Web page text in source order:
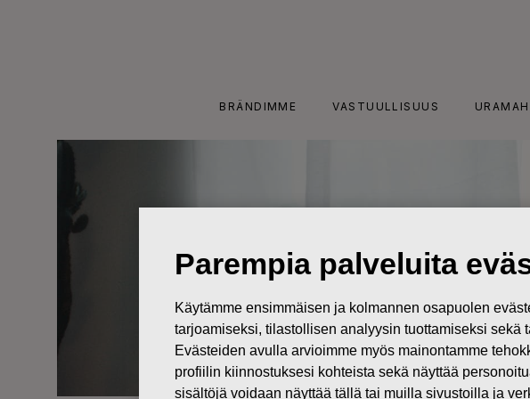
BRÄNDIMME VASTUULLISUUS
Parempia palveluita
Käytämme ensimmäisen ja kolmannen osapuolen
tarjoamiseksi, tilastollisen analyysin tuottamiseksi
Evästeiden avulla arvioimme myös mainontamme
profiilin kiinnostuksesi kohteista sekä näyttää
sisältöjä voidaan näyttää tällä tai muilla sivustoilla ja